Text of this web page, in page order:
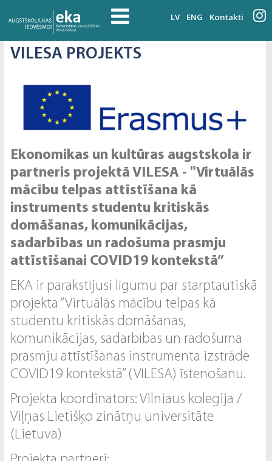
LV ENG Kontakti
VILESA PROJEKTS
Ekonomikas un kultūras augstskola ir
partneris projektā VILESA - "Virtuālās
mācību telpas attīstīšana kā
instruments studentu kritiskās
domāšanas, komunikācijas,
sadarbības un radošuma prasmju
attīstīšanai COVID19 kontekstā”
EKA ir parakstījusi līgumu par starptautiskā
projekta “Virtuālās mācību telpas kā
studentu kritiskās domāšanas,
komunikācijas, sadarbības un radošuma
prasmju attīstīšanas instrumenta izstrāde
COVID19 kontekstā” (VILESA) īstenošanu.
Projekta koordinators: Vilniaus kolegija /
Viļņas Lietišķo zinātņu universitāte
(Lietuva)